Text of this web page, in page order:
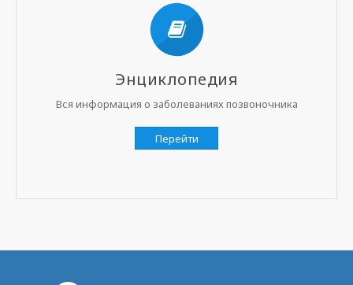
Энциклопедия
Вся информация о заболеваниях позвоночника
Перейти